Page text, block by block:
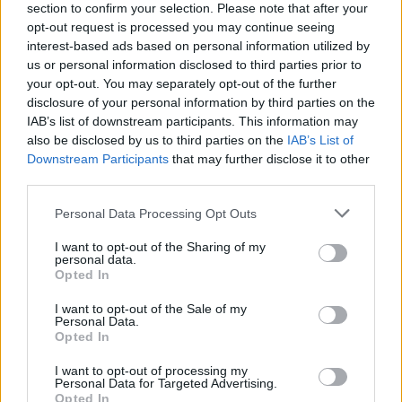
section to confirm your selection. Please note that after your
opt-out request is processed you may continue seeing
interest-based ads based on personal information utilized by
us or personal information disclosed to third parties prior to
your opt-out. You may separately opt-out of the further
disclosure of your personal information by third parties on the
IAB’s list of downstream participants. This information may
also be disclosed by us to third parties on the IAB’s List of
Downstream Participants that may further disclose it to other
Please note that this website/app uses one or more Google
not limited to your visit or usage behaviour. You may click to
grant or deny consent to Google and its third-party tags to
use your data for below specified purposes in below Google
consent section.
Personal Data Processing Opt Outs
I want to opt-out of the Sharing of my
personal data.
Opted In
I want to opt-out of the Sale of my
Personal Data.
Opted In
I want to opt-out of processing my
Personal Data for Targeted Advertising.
Opted In
A fredagsmys a svédek kifejezése azokra az estékre, melyeket az otthon
kényelmében élvezhetünk egyedül vagy szeretteinkkel.Ehhez
véleményük szerint elengedhetetlen a mysig hangulat
megteremtése, amely minden olyan dolgot jelent, amelytől
kellemesen, otthonosan, nyugisan érezheted magad:
kényelmes takarók, puha pulcsik, finom italok és ételek,
tompa fények és gyertyák. A lényeg egy olyan szentély kialakítása,
ahova szívesen kuckózol be. A fredagsmys esték jellegzetes étele a taco,
azaz a skandináv estéket mexikói finomsággal szeretik kombinálni.
Rajtad áll, hogy elkészítesz valami finom ételt vagy inkább a rendelés
mellett döntesz. Már csak egy dolog hiányzik: tedd teljessé a semmittevős
5. Tétlenségi lista